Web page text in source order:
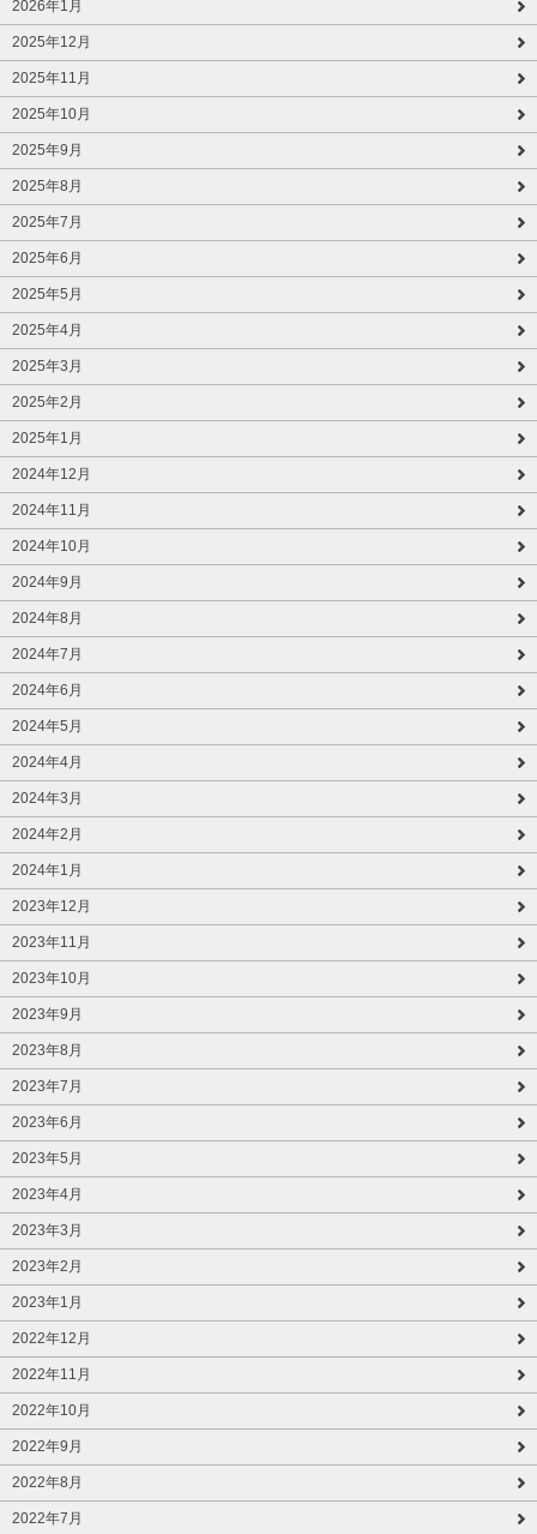
2026年1月
2025年12月
2025年11月
2025年10月
2025年9月
2025年8月
2025年7月
2025年6月
2025年5月
2025年4月
2025年3月
2025年2月
2025年1月
2024年12月
2024年11月
2024年10月
2024年9月
2024年8月
2024年7月
2024年6月
2024年5月
2024年4月
2024年3月
2024年2月
2024年1月
2023年12月
2023年11月
2023年10月
2023年9月
2023年8月
2023年7月
2023年6月
2023年5月
2023年4月
2023年3月
2023年2月
2023年1月
2022年12月
2022年11月
2022年10月
2022年9月
2022年8月
2022年7月